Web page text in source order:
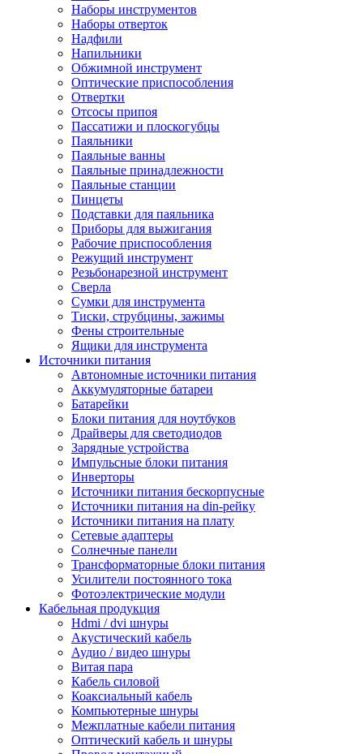
Наборы инструментов
Наборы отверток
Надфили
Напильники
Обжимной инструмент
Оптические приспособления
Отвертки
Отсосы припоя
Пассатижи и плоскогубцы
Паяльники
Паяльные ванны
Паяльные принадлежности
Паяльные станции
Пинцеты
Подставки для паяльника
Приборы для выжигания
Рабочие приспособления
Режущий инструмент
Резьбонарезной инструмент
Сверла
Сумки для инструмента
Тиски, струбцины, зажимы
Фены строительные
Ящики для инструмента
Источники питания
Автономные источники питания
Аккумуляторные батареи
Батарейки
Блоки питания для ноутбуков
Драйверы для светодиодов
Зарядные устройства
Импульсные блоки питания
Инверторы
Источники питания бескорпусные
Источники питания на din-рейку
Источники питания на плату
Сетевые адаптеры
Солнечные панели
Трансформаторные блоки питания
Усилители постоянного тока
Фотоэлектрические модули
Кабельная продукция
Hdmi / dvi шнуры
Акустический кабель
Аудио / видео шнуры
Витая пара
Кабель силовой
Коаксиальный кабель
Компьютерные шнуры
Межплатные кабели питания
Оптический кабель и шнуры